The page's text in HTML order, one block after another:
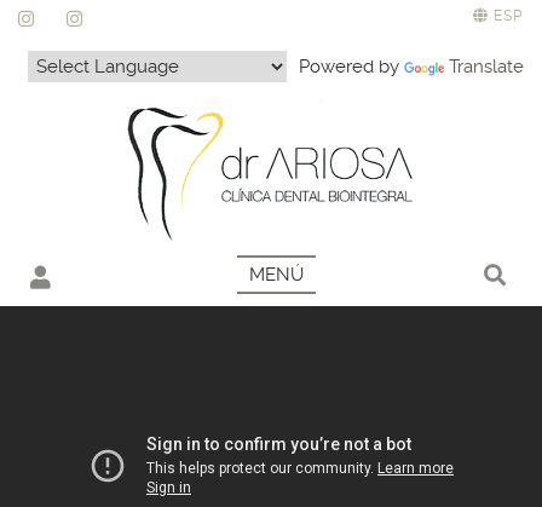
ESP
Powered by Translate
MENÚ